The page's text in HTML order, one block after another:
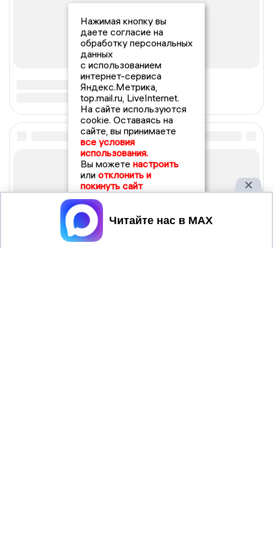
Нажимая кнопку вы
даете согласие на
обработку персональных
данных
с использованием
интернет-сервиса
Яндекс.Метрика,
top.mail.ru, LiveInternet.
На сайте используются
cookie. Оставаясь на
сайте, вы принимаете
все условия
использования.
Вы можете настроить
или отклонить и
покинуть сайт
Принять